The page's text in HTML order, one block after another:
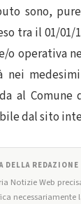
sono,
tra il 01/
o operativa
nei
al
dal sito
DELLA REDAZIONE
Notizie Web